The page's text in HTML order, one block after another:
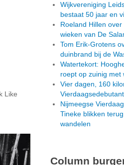
Like
Wijkvereniging
bestaat 50 jaar en
Roeland Hillen
wieken van De
Tom Erik-Grotens
duinbrand bij de
Watertekort:
roept op zuinig met
Vier dagen, 160
Nijmeegse
Tineke blikken
wandelen
Column